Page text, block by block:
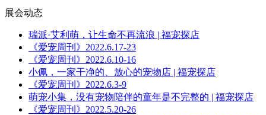
展会动态
瑞派·艾利萌，让生命不再流浪 | 福宠探店
《爱宠周刊》2022.6.17-23
《爱宠周刊》2022.6.10-16
小佩，一家干净的、放心的宠物店 | 福宠探店
《爱宠周刊》2022.6.3-9
萌宠小集，没有宠物陪伴的童年是不完整的 | 福宠探店
《爱宠周刊》2022.5.20-26